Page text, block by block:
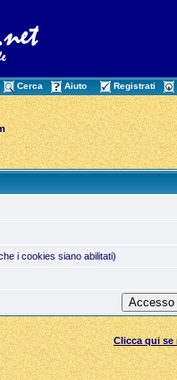
Cerca Aiuto Registrati
i cookies siano abilitati)
Clicca qui se